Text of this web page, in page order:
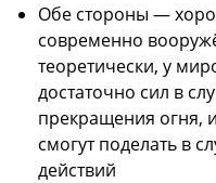
Обе стороны —
современно
теоретически, у
достаточно сил в
прекращения огня,
смогут поделать в
действий